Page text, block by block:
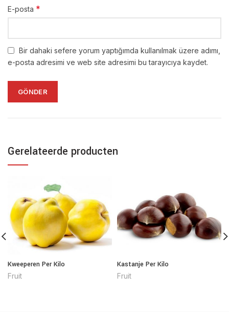
E-posta *
Bir dahaki sefere yorum yaptığımda kullanılmak üzere adımı,
e-posta adresimi ve web site adresimi bu tarayıcıya kaydet.
Gerelateerde producten
Kweeperen Per Kilo
Fruit
Kastanje Per Kilo
Fruit